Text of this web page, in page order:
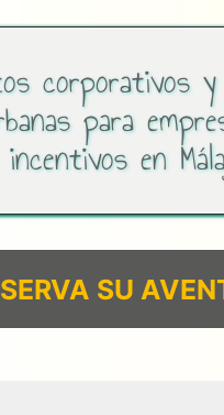
corporativos y
para
incentivos en
SU